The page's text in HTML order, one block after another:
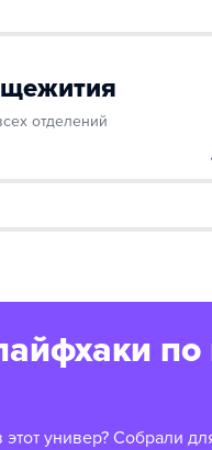
отделений
этот универ? Собрали